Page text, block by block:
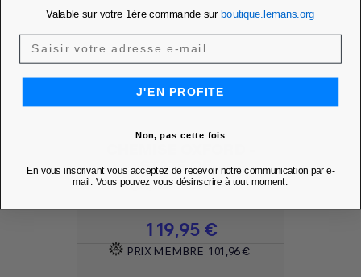
STATE OF...
favoriteAjouter à mes favoris
Prix
119,95 €
PRIX MEMBRE 101,96 €
Valable sur votre 1ère commande sur boutique.lemans.org
J'EN PROFITE
Non, pas cette fois
En vous inscrivant vous acceptez de recevoir notre communication par e-
mail. Vous pouvez vous désinscrire à tout moment.